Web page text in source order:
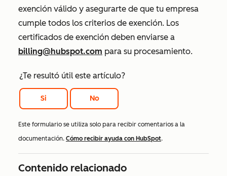
exención válido y asegurarte de que tu empresa
cumple todos los criterios de exención. Los
certificados de exención deben enviarse a
billing@hubspot.com para su procesamiento.
¿Te resultó útil este artículo?
Si No
Este formulario se utiliza solo para recibir comentarios a la
documentación. Cómo recibir ayuda con HubSpot.
Contenido relacionado